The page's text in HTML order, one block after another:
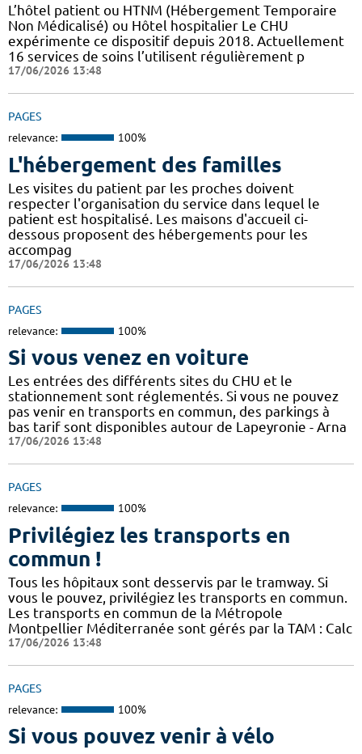
L’hôtel patient ​​ou HTNM (Hébergement Temporaire
Non Médicalisé)​​​​​​ ou Hôtel hospitalier Le CHU
expérimente ce dispositif depuis 2018. Actuellement
16 services de soins l’utilisent régulièrement p
17/06/2026 13:48
PAGES
relevance: 100%
L'hébergement des familles
Les visites du patient par les proches doivent
respecter l'organisation du service dans lequel le
patient est hospitalisé. Les maisons d'accueil ci-
dessous proposent des hébergements pour les
accompag
17/06/2026 13:48
PAGES
relevance: 100%
Si vous venez en voiture
Les entrées des différents sites du CHU et le
stationnement sont réglementés. Si vous ne pouvez
pas venir en transports en commun, des parkings à
bas tarif sont disponibles autour de Lapeyronie - Arna
17/06/2026 13:48
PAGES
relevance: 100%
Privilégiez les transports en
commun !
Tous les hôpitaux sont desservis par le tramway. Si
vous le pouvez, privilégiez les transports en commun.
Les transports en commun de la Métropole
Montpellier Méditerranée sont gérés par la TAM : Calc
17/06/2026 13:48
PAGES
relevance: 100%
Si vous pouvez venir à vélo